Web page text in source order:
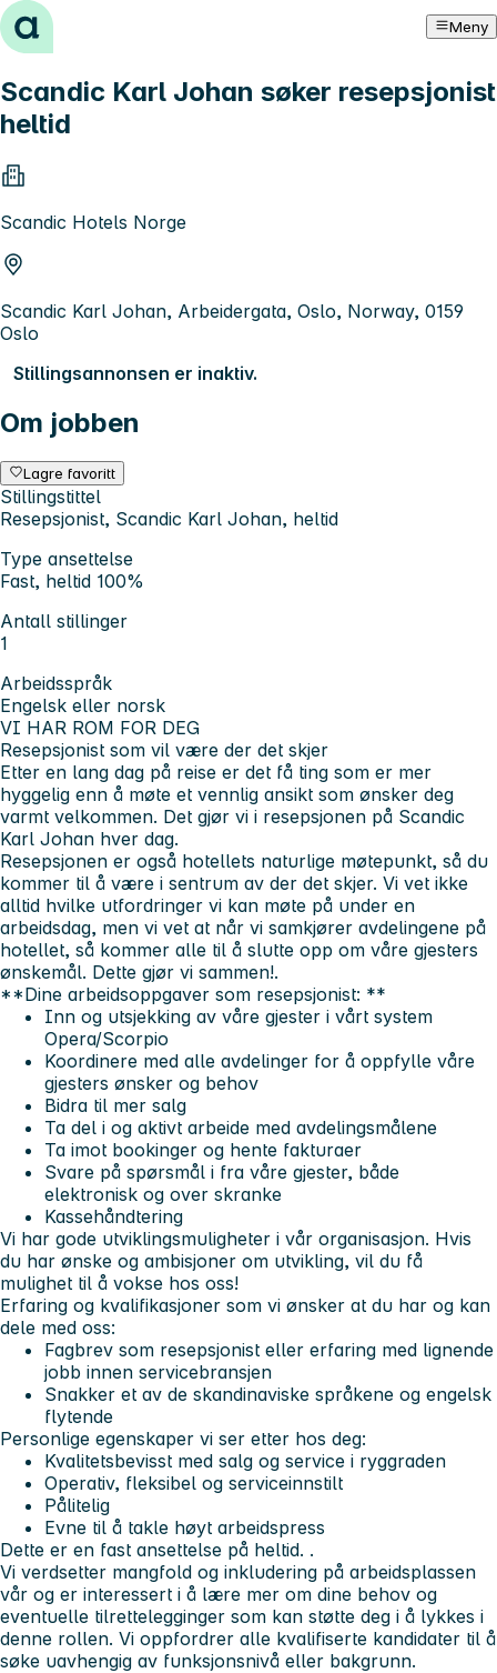
Hopp til innhold Meny
Scandic Karl Johan søker resepsjonist
heltid
Scandic Hotels Norge
Scandic Karl Johan, Arbeidergata, Oslo, Norway, 0159
Oslo
Stillingsannonsen er inaktiv.
Om jobben
Lagre favoritt
Stillingstittel
Resepsjonist, Scandic Karl Johan, heltid
Type ansettelse
Fast, heltid 100%
Antall stillinger
1
Arbeidsspråk
Engelsk eller norsk
VI HAR ROM FOR DEG
Resepsjonist som vil være der det skjer
Etter en lang dag på reise er det få ting som er mer
hyggelig enn å møte et vennlig ansikt som ønsker deg
varmt velkommen. Det gjør vi i resepsjonen på Scandic
Karl Johan hver dag.
Resepsjonen er også hotellets naturlige møtepunkt, så du
kommer til å være i sentrum av der det skjer. Vi vet ikke
alltid hvilke utfordringer vi kan møte på under en
arbeidsdag, men vi vet at når vi samkjører avdelingene på
hotellet, så kommer alle til å slutte opp om våre gjesters
ønskemål. Dette gjør vi sammen!.
**Dine arbeidsoppgaver som resepsjonist: **
Inn og utsjekking av våre gjester i vårt system
Opera/Scorpio
Koordinere med alle avdelinger for å oppfylle våre
gjesters ønsker og behov
Bidra til mer salg
Ta del i og aktivt arbeide med avdelingsmålene
Ta imot bookinger og hente fakturaer
Svare på spørsmål i fra våre gjester, både
elektronisk og over skranke
Kassehåndtering
Vi har gode utviklingsmuligheter i vår organisasjon. Hvis
du har ønske og ambisjoner om utvikling, vil du få
mulighet til å vokse hos oss!
Erfaring og kvalifikasjoner som vi ønsker at du har og kan
dele med oss:
Fagbrev som resepsjonist eller erfaring med lignende
jobb innen servicebransjen
Snakker et av de skandinaviske språkene og engelsk
flytende
Personlige egenskaper vi ser etter hos deg:
Kvalitetsbevisst med salg og service i ryggraden
Operativ, fleksibel og serviceinnstilt
Pålitelig
Evne til å takle høyt arbeidspress
Dette er en fast ansettelse på heltid. .
Vi verdsetter mangfold og inkludering på arbeidsplassen
vår og er interessert i å lære mer om dine behov og
eventuelle tilrettelegginger som kan støtte deg i å lykkes i
denne rollen. Vi oppfordrer alle kvalifiserte kandidater til å
søke uavhengig av funksjonsnivå eller bakgrunn.